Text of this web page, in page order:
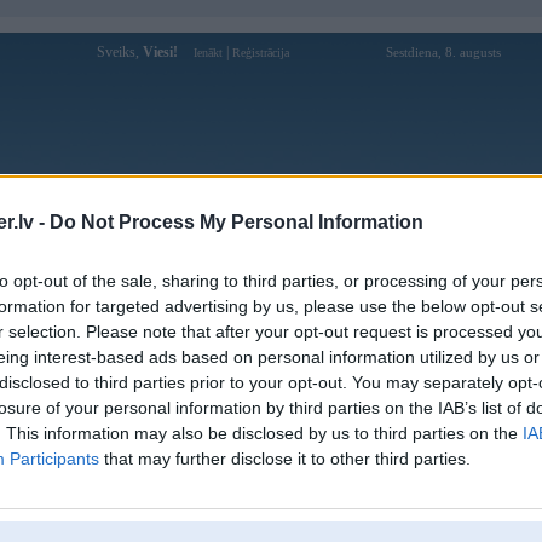
- Do Not Process My Personal Information
opt-out of the sale, sharing to third parties, or processing of your
for targeted advertising by us, please use the below opt-out
selection. Please note that after your opt-out request is processed
interest-based ads based on personal information utilized by us
to third parties prior to your opt-out. You may separately
of your personal information by third parties on the IAB’s list of
This information may also be disclosed by us to third parties on the
Participants that may further disclose it to other third parties.
Sveiks, Viesi! Ienākt Reģistrācija Sestdiena, 8. augusts
Forums Galerijas Reģistrācija Lietotāji
Lietotāja iwin68gzwk profils
Lietotājvārds:
iwin68gzwk
Ziņojumi forumā:
0
Pēdējie ziņojumi forumā